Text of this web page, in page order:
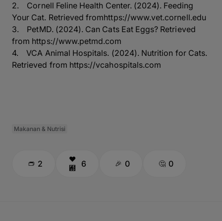
2. Cornell Feline Health Center. (2024). Feeding
Your Cat. Retrieved fromhttps://www.vet.cornell.edu
3. PetMD. (2024). Can Cats Eat Eggs? Retrieved
from https://www.petmd.com
4. VCA Animal Hospitals. (2024). Nutrition for Cats.
Retrieved from https://vcahospitals.com
Makanan & Nutrisi
2 6 0 0